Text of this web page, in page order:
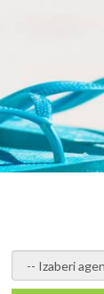
- izaberi agenciju -